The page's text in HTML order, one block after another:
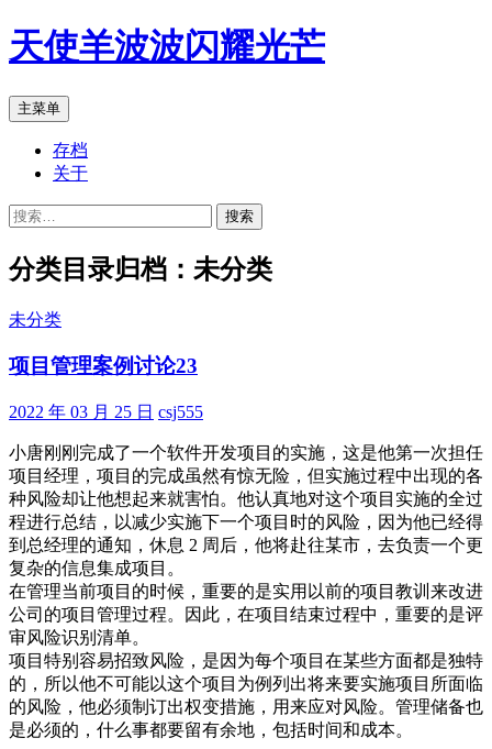
跳
至
文
天使羊波波闪耀光芒
搜
索
主菜单
存档
关于
搜
分类目录归档：未分类
未分类
项目管理案例讨论23
2022 年 03 月 25 日 csj555
小唐刚刚完成了一个软件开发项目的实施，这是他第一次担任
项目经理，项目的完成虽然有惊无险，但实施过程中出现的各
种风险却让他想起来就害怕。他认真地对这个项目实施的全过
程进行总结，以减少实施下一个项目时的风险，因为他已经得
到总经理的通知，休息 2 周后，他将赴往某市，去负责一个更
复杂的信息集成项目。
在管理当前项目的时候，重要的是实用以前的项目教训来改进
公司的项目管理过程。因此，在项目结束过程中，重要的是评
审风险识别清单。
项目特别容易招致风险，是因为每个项目在某些方面都是独特
的，所以他不可能以这个项目为例列出将来要实施项目所面临
的风险，他必须制订出权变措施，用来应对风险。管理储备也
是必须的，什么事都要留有余地，包括时间和成本。